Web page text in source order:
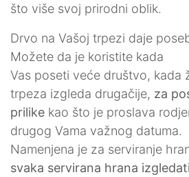
što više svoj prirodni oblik.
Drvo na Vašoj trpezi daje
Možete da je koristite kada
Vas poseti veće društvo, kada
trpeza izgleda drugačije, za
prilike kao što je proslava
drugog Vama važnog datuma.
Namenjena je za serviranje
svaka servirana hrana izgledati